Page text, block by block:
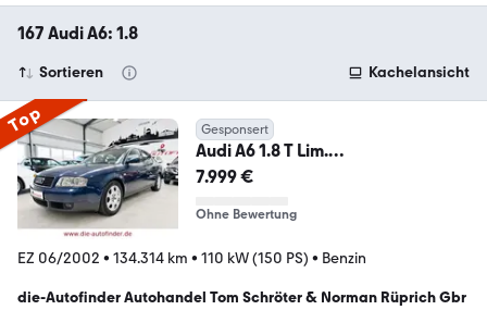
167 Audi A6: 1.8
Sortieren Kachelansicht
Top Gesponsert
Audi A6 1.8 T Lim.
Klimaautomatik,Alu,1.Hand,
7.999 €
Ohne Bewertung
EZ 06/2002 • 134.314 km • 110 kW (150 PS) • Benzin
die-Autofinder Autohandel Tom Schröter & Norman Rüprich Gbr